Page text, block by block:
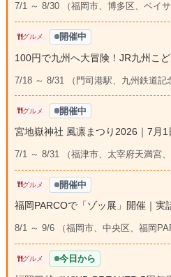
7/1 ～ 8/30 （福岡市、博多区、ベイサ
グルメ 開催中
100円で九州へ大冒険！JR九州こ
7/18 ～ 8/31 （門司港駅、九州鉄道記
グルメ 開催中
宮地嶽神社 風凛まつり2026｜7月1
7/1 ～ 8/31 （福津市、太宰府天満宮、
グルメ 開催中
福岡PARCOで「ゾッ展」開催｜実
8/1 ～ 9/6 （福岡市、中央区、福岡
グルメ 今日から